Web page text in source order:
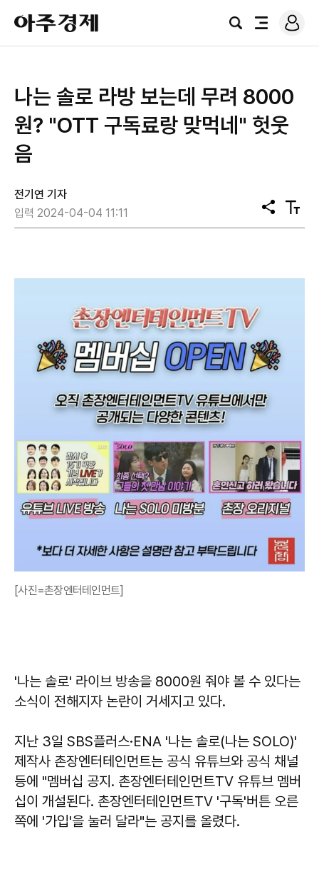
아
주
경
검
전
로
그
나는 솔로 라방 보는데 무려 8000
원? "OTT 구독료랑 맞먹네" 헛웃
음
전기연 기자
입력 2024-04-04 11:11
공
유
텍
스
[사진=촌장엔터테인먼트]
'나는 솔로' 라이브 방송을 8000원 줘야 볼 수 있다는
소식이 전해지자 논란이 거세지고 있다.
지난 3일 SBS플러스·ENA '나는 솔로(나는 SOLO)'
제작사 촌장엔터테인먼트는 공식 유튜브와 공식 채널
등에 "멤버십 공지. 촌장엔터테인먼트TV 유튜브 멤버
십이 개설된다. 촌장엔터테인먼트TV '구독'버튼 오른
쪽에 '가입'을 눌러 달라"는 공지를 올렸다.